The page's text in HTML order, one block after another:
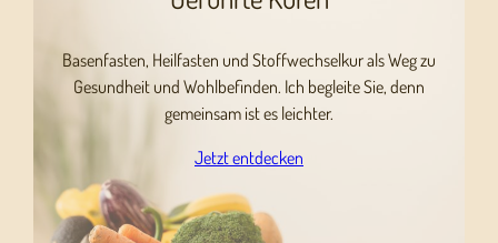
Basenfasten, Heilfasten und Stoffwechselkur als Weg zu
Gesundheit und Wohlbefinden. Ich begleite Sie, denn
gemeinsam ist es leichter.
Jetzt entdecken